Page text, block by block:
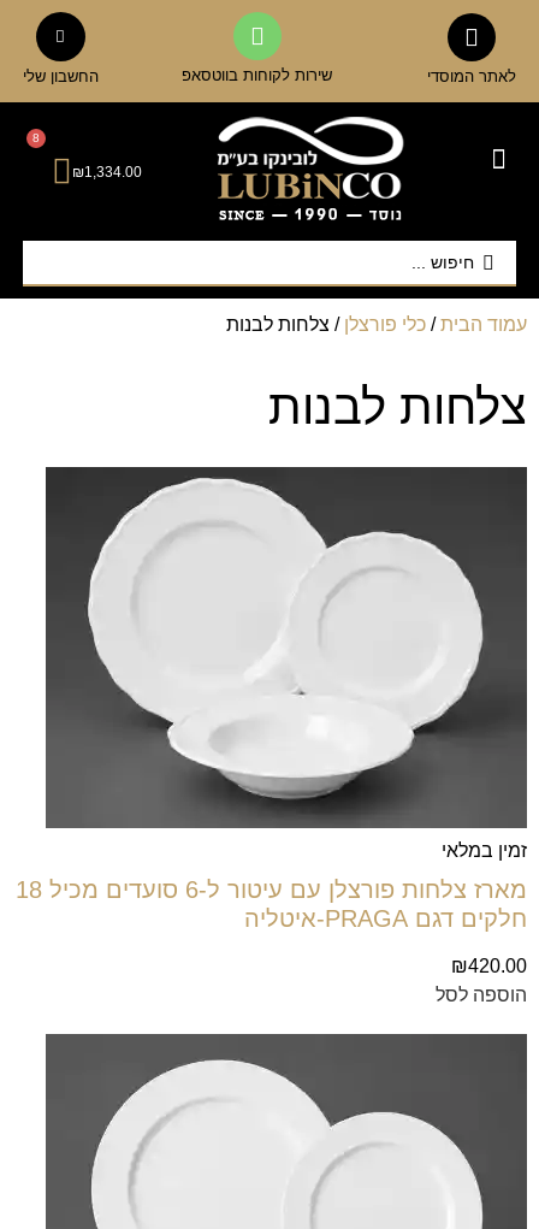
לאתר המוסדי שירות לקוחות בווטסאפ החשבון שלי
₪1,334.00
8
עמוד הבית/ כלי פורצלן / צלחות לבנות
צלחות לבנות
זמין במלאי
מארז צלחות פורצלן עם עיטור ל-6 סועדים מכיל 18
חלקים דגם PRAGA-איטליה
₪420.00
הוספה לסל